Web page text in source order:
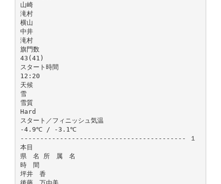
山崎
滝村
横山
中井
滝村
旗門数
43(41)
スタート時間
12:20
天候
雪
雪質
Hard
スタート／フィニッシュ気温
-4.9℃ / -3.1℃
------------------------------------------ １
本目
県 名 所 属 名
時 間
坪井 香
後藤 万由美